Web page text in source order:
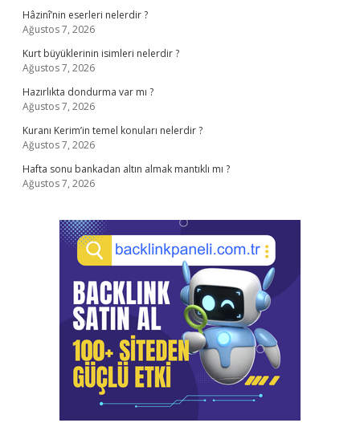
Hâzinî’nin eserleri nelerdir ?
Ağustos 7, 2026
Kurt büyüklerinin isimleri nelerdir ?
Ağustos 7, 2026
Hazırlıkta dondurma var mı ?
Ağustos 7, 2026
Kuranı Kerim’in temel konuları nelerdir ?
Ağustos 7, 2026
Hafta sonu bankadan altın almak mantıklı mı ?
Ağustos 7, 2026